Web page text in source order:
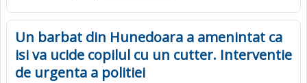
Un barbat din Hunedoara a amenintat ca
isi va ucide copilul cu un cutter. Interventie
de urgenta a politiei